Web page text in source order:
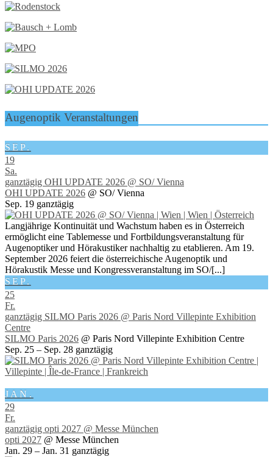
Augenoptik Veranstaltungen
SEP.
19
Sa.
ganztägig OHI UPDATE 2026 @ SO/ Vienna
OHI UPDATE 2026 @ SO/ Vienna
Sep. 19 ganztägig
Langjährige Kontinuität und Wachstum haben es in Österreich
ermöglicht eine Tablemesse und Fortbildungsveranstaltung für
Augenoptiker und Hörakustiker nachhaltig zu etablieren. Am 19.
September 2026 feiert die österreichische Augenoptik und
Hörakustik Messe und Kongressveranstaltung im SO/[...]
SEP.
25
Fr.
ganztägig SILMO Paris 2026 @ Paris Nord Villepinte Exhibition
Centre
SILMO Paris 2026 @ Paris Nord Villepinte Exhibition Centre
Sep. 25 – Sep. 28 ganztägig
JAN.
29
Fr.
ganztägig opti 2027 @ Messe München
opti 2027 @ Messe München
Jan. 29 – Jan. 31 ganztägig